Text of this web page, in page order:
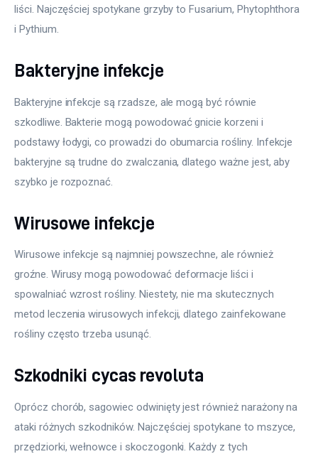
liści. Najczęściej spotykane grzyby to Fusarium, Phytophthora
i Pythium.
Bakteryjne infekcje
Bakteryjne infekcje są rzadsze, ale mogą być równie
szkodliwe. Bakterie mogą powodować gnicie korzeni i
podstawy łodygi, co prowadzi do obumarcia rośliny. Infekcje
bakteryjne są trudne do zwalczania, dlatego ważne jest, aby
szybko je rozpoznać.
Wirusowe infekcje
Wirusowe infekcje są najmniej powszechne, ale również
groźne. Wirusy mogą powodować deformacje liści i
spowalniać wzrost rośliny. Niestety, nie ma skutecznych
metod leczenia wirusowych infekcji, dlatego zainfekowane
rośliny często trzeba usunąć.
Szkodniki cycas revoluta
Oprócz chorób, sagowiec odwinięty jest również narażony na
ataki różnych szkodników. Najczęściej spotykane to mszyce,
przędziorki, wełnowce i skoczogonki. Każdy z tych